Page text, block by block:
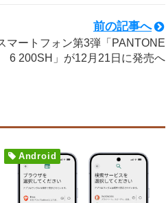
前の記事へ
マートフォン第3弾「PANTONE
6 200SH」が12月21日に発売へ
Android